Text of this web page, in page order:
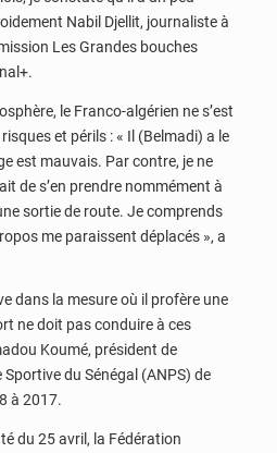
Nabil Djellit, journaliste à
Les Grandes bouches
le Franco-algérien ne s’est
et périls : « Il (Belmadi) a le
est mauvais. Par contre, je ne
de s’en prendre nommément à
sortie de route. Je comprends
me paraissent déplacés », a
dans la mesure où il profère une
ne doit pas conduire à ces
Koumé, président de
Sportive du Sénégal (ANPS) de
à 2017.
du 25 avril, la Fédération